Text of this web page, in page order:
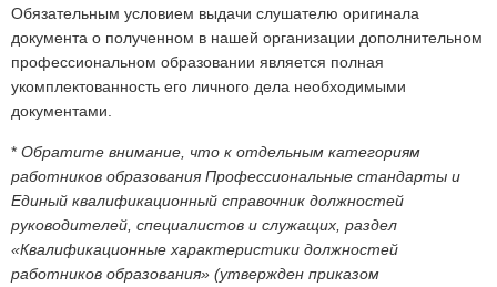
Обязательным условием выдачи слушателю оригинала
документа о полученном в нашей организации дополнительном
профессиональном образовании является полная
укомплектованность его личного дела необходимыми
документами.
* Обратите внимание, что к отдельным категориям
работников образования Профессиональные стандарты и
Единый квалификационный справочник должностей
руководителей, специалистов и служащих, раздел
«Квалификационные характеристики должностей
работников образования» (утвержден приказом